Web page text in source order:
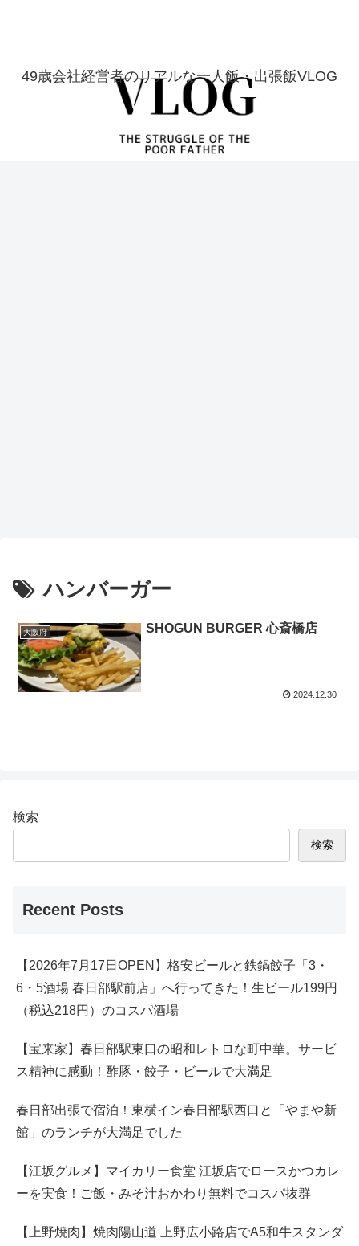
49歳会社経営者のリアルな一人飯・出張飯VLOG
ハンバーガー
大阪府 SHOGUN BURGER 心斎橋店
2024.12.30
検索
検索
Recent Posts
【2026年7月17日OPEN】格安ビールと鉄鍋餃子「3・
6・5酒場 春日部駅前店」へ行ってきた！生ビール199円
（税込218円）のコスパ酒場
【宝来家】春日部駅東口の昭和レトロな町中華。サービ
ス精神に感動！酢豚・餃子・ビールで大満足
春日部出張で宿泊！東横イン春日部駅西口と「やまや新
館」のランチが大満足でした
【江坂グルメ】マイカリー食堂 江坂店でロースかつカレ
ーを実食！ご飯・みそ汁おかわり無料でコスパ抜群
【上野焼肉】焼肉陽山道 上野広小路店でA5和牛スタンダ